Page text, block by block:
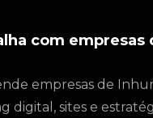
com empresas
empresas de
digital, sites e